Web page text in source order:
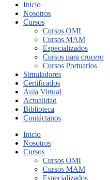
Inicio
Nosotros
Cursos
Cursos OMI
Cursos MAM
Especializados
Cursos para crucero
Cursos Portuarios
Simuladores
Certificados
Aula Virtual
Actualidad
Biblioteca
Contáctanos
Inicio
Nosotros
Cursos
Cursos OMI
Cursos MAM
Especializados